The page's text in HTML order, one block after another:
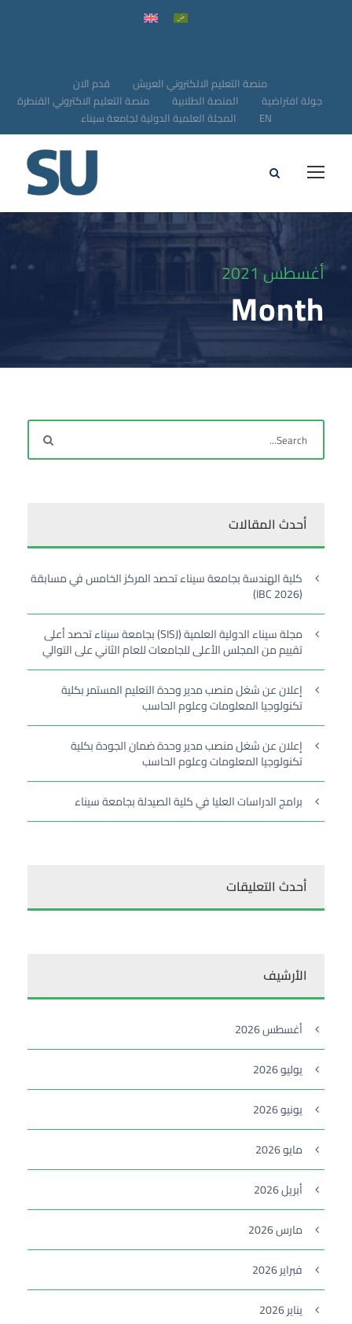
قدم الان
منصة التعليم الالكتروني العريش
منصة التعليم الاكتروني القنطرة
المنصة الطلابية
جولة افتراضية
المجلة العلمية الدولية لجامعة سيناء
EN
أغسطس 2021
Month
أحدث المقالات
كلية الهندسة بجامعة سيناء تحصد المركز الخامس في مسابقة
(IBC 2026)
مجلة سيناء الدولية العلمية (SISJ) بجامعة سيناء تحصد أعلى
تقييم من المجلس الأعلى للجامعات للعام الثاني على التوالي
إعلان عن شغل منصب مدير وحدة التعليم المستمر بكلية
تكنولوجيا المعلومات وعلوم الحاسب
إعلان عن شغل منصب مدير وحدة ضمان الجودة بكلية
تكنولوجيا المعلومات وعلوم الحاسب
برامج الدراسات العليا في كلية الصيدلة بجامعة سيناء
أحدث التعليقات
الأرشيف
أغسطس 2026
يوليو 2026
يونيو 2026
مايو 2026
أبريل 2026
مارس 2026
فبراير 2026
يناير 2026